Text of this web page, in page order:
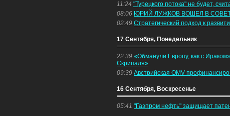
11:24 "Турецкого потока" не будет,
08:06 ЮРИЙ ЛУЖКОВ ВОШЕЛ В
02:49 Стратегический подход к
17 Сентября, Понедельник
22:39 «Обманули Европу, как с
Скрипаля»
09:39 Австрийская OMV
16 Сентября, Воскресенье
05:41 "Газпром нефть" защищает